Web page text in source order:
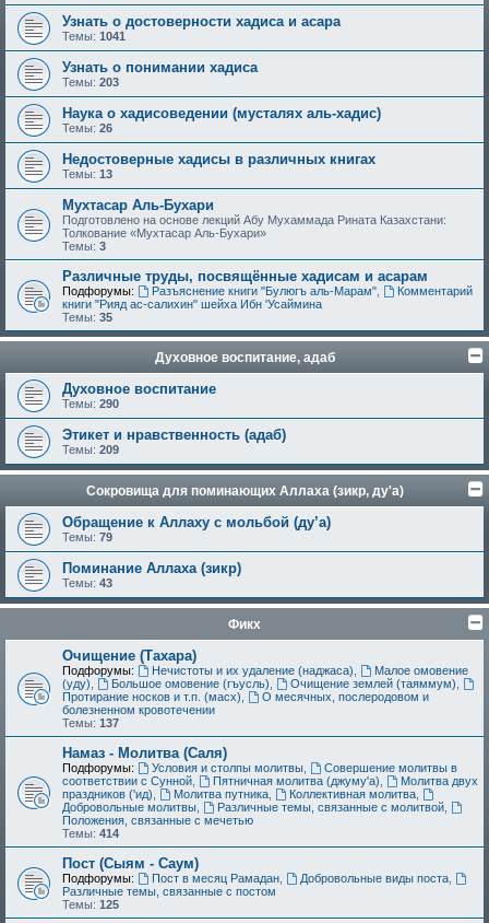
Узнать о достоверности хадиса и асара
Темы: 1041
Узнать о понимании хадиса
Темы: 203
Наука о хадисоведении (мусталях аль-хадис)
Темы: 26
Недостоверные хадисы в различных книгах
Темы: 13
Мухтасар Аль-Бухари
Подготовлено на основе лекций Абу Мухаммада Рината Казахстани:
Толкование «Мухтасар Аль-Бухари»
Темы: 3
Различные труды, посвящённые хадисам и асарам
Подфорумы: Разъяснение книги "Булюгъ аль-Марам",
Комментарий
книги "Рияд ас-салихин" шейха Ибн 'Усаймина
Темы: 35
Духовное воспитание, адаб
Духовное воспитание
Темы: 290
Этикет и нравственность (адаб)
Темы: 209
Сокровища для поминающих Аллаха (зикр, ду'а)
Обращение к Аллаху с мольбой (ду’а)
Темы: 79
Поминание Аллаха (зикр)
Темы: 43
Фикх
Очищение (Тахара)
Подфорумы: Нечистоты и их удаление (наджаса)
Малое омовение
(уду)
Большое омовение (гъусль) Очищение землей (таяммум)
Протирание носков и т.п. (масх)
О месячных, послеродовом и
болезненном кровотечении
Темы: 137
Намаз - Молитва (Саля)
Подфорумы: Условия и столпы молитвы,
Совершение молитвы в
соответствии с Сунной
Пятничная молитва (джуму'а)
Молитва двух
праздников ('ид)
Молитва путника, Коллективная молитва,
Добровольные молитвы
Различные темы, связанные с молитвой,
Положения, связанные с мечетью
Темы: 414
Пост (Сыям - Саум)
Подфорумы: Пост в месяц Рамадан, Добровольные виды поста,
Различные темы, связанные с постом
Темы: 125